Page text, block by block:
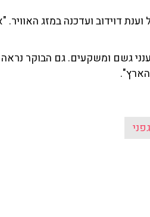
עם אודי סגל וענת דוידוב ועדכנה במזג
ענני גשם ומשקעים. גם הבוקר